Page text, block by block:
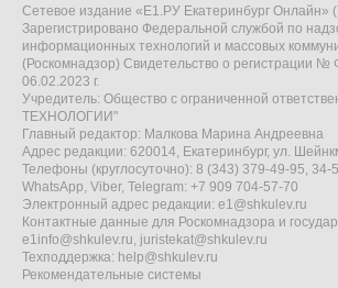
Сетевое издание «Е1.РУ Екатеринбург Онлайн»
Зарегистрировано Федеральной службой по
информационных технологий и массовых
(Роскомнадзор) Свидетельство о регистрации №
06.02.2023 г.
Учредитель: Общество с ограниченной
ТЕХНОЛОГИИ"
Главный редактор: Малкова Марина Андреевна
Адрес редакции: 620014, Екатеринбург, ул.
Телефоны (круглосуточно): 8 (343) 379-49-95, 34-
WhatsApp, Viber, Telegram: +7 909 704-57-70
Электронный адрес редакции: e1@shkulev.ru
Контактные данные для Роскомнадзора и
e1info@shkulev.ru, juristekat@shkulev.ru
Техподдержка: help@shkulev.ru
Рекомендательные системы